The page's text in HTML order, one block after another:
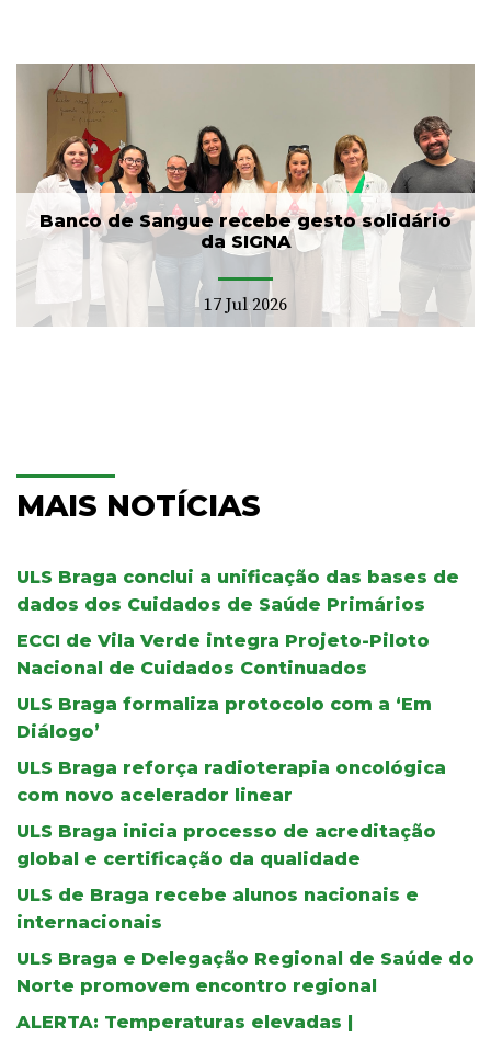
Banco de Sangue recebe gesto solidário
da SIGNA
17 Jul 2026
MAIS NOTÍCIAS
ULS Braga conclui a unificação das bases de
dados dos Cuidados de Saúde Primários
ECCI de Vila Verde integra Projeto-Piloto
Nacional de Cuidados Continuados
ULS Braga formaliza protocolo com a ‘Em
Diálogo’
ULS Braga reforça radioterapia oncológica
com novo acelerador linear
ULS Braga inicia processo de acreditação
global e certificação da qualidade
ULS de Braga recebe alunos nacionais e
internacionais
ULS Braga e Delegação Regional de Saúde do
Norte promovem encontro regional
ALERTA: Temperaturas elevadas |